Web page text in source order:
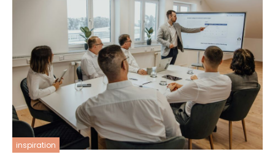
inspiration